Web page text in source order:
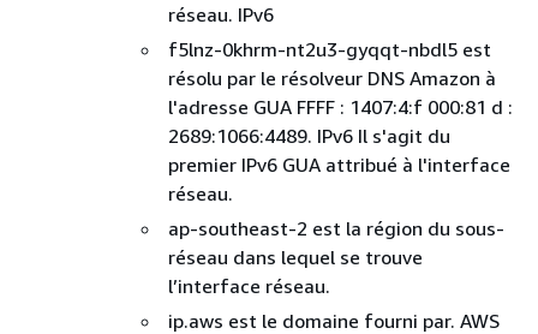
réseau. IPv6
f5lnz-0khrm-nt2u3-gyqqt-nbdl5 est
résolu par le résolveur DNS Amazon à
l'adresse GUA FFFF : 1407:4:f 000:81 d :
2689:1066:4489. IPv6 Il s'agit du
premier IPv6 GUA attribué à l'interface
réseau.
ap-southeast-2 est la région du sous-
réseau dans lequel se trouve
l’interface réseau.
ip.aws est le domaine fourni par. AWS